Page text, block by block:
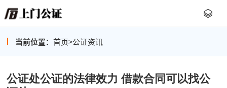
当前位置： 首页>公证资讯
公证处公证的法律效力 借款合同可以找公